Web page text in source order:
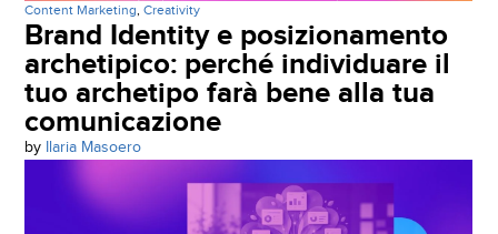
Content Marketing,Creativity
Brand Identity e posizionamento
archetipico: perché individuare il
tuo archetipo farà bene alla tua
comunicazione
by Ilaria Masoero